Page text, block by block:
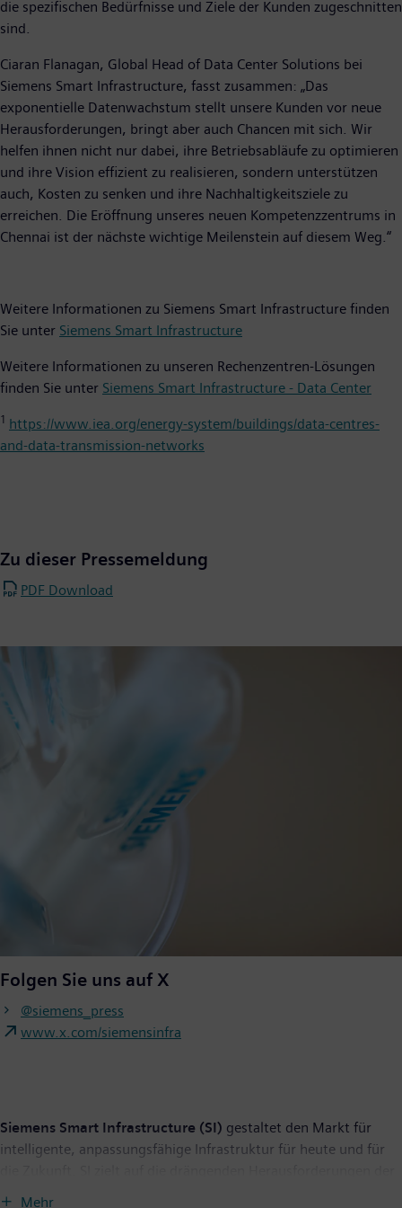
die spezifischen Bedürfnisse und Ziele der Kunden zugeschnitten
sind.
Ciaran Flanagan, Global Head of Data Center Solutions bei
Siemens Smart Infrastructure, fasst zusammen: „Das
exponentielle Datenwachstum stellt unsere Kunden vor neue
Herausforderungen, bringt aber auch Chancen mit sich. Wir
helfen ihnen nicht nur dabei, ihre Betriebsabläufe zu optimieren
und ihre Vision effizient zu realisieren, sondern unterstützen
auch, Kosten zu senken und ihre Nachhaltigkeitsziele zu
erreichen. Die Eröffnung unseres neuen Kompetenzzentrums in
Chennai ist der nächste wichtige Meilenstein auf diesem Weg.“
Weitere Informationen zu Siemens Smart Infrastructure finden
Sie unter Siemens Smart Infrastructure
Weitere Informationen zu unseren Rechenzentren-Lösungen
finden Sie unter Siemens Smart Infrastructure - Data Center
1 https://www.iea.org/energy-system/buildings/data-centres-
and-data-transmission-networks
Zu dieser Pressemeldung
PDF Download
Folgen Sie uns auf X
@siemens_press
www.x.com/siemensinfra
Siemens Smart Infrastructure (SI) gestaltet den Markt für
intelligente, anpassungsfähige Infrastruktur für heute und für
Urbanisierung und des Klimawandels durch die Verbindung von
Mehr